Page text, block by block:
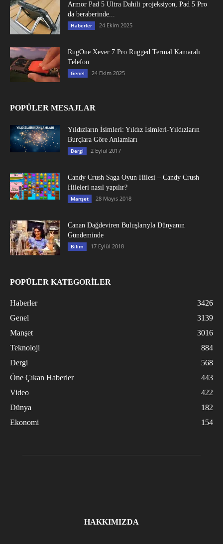
Armor Pad 5 Ultra Dahili projeksiyon, Pad 5 Pro
da beraberinde...
Haberler 24 Ekim 2025
RugOne Xever 7 Pro Rugged Termal Kamaralı
Telefon
Genel 24 Ekim 2025
POPÜLER MESAJLAR
Yıldızların İsimleri: Yıldız İsimleri-Yıldızların
Burçlara Göre Anlamları
Dergi 2 Eylül 2017
Candy Crush Saga Oyun Hilesi – Candy Crush
Hileleri nasıl yapılır?
Manşet 28 Mayıs 2018
Canan Dağdeviren Buluşlarıyla Dünyanın
Gündeminde
Bilim 17 Eylül 2018
POPÜLER KATEGORİLER
Haberler
3426
Genel
3139
Manşet
3016
Teknoloji
884
Dergi
568
Öne Çıkan Haberler
443
Video
422
Dünya
182
Ekonomi
154
HAKKIMIZDA